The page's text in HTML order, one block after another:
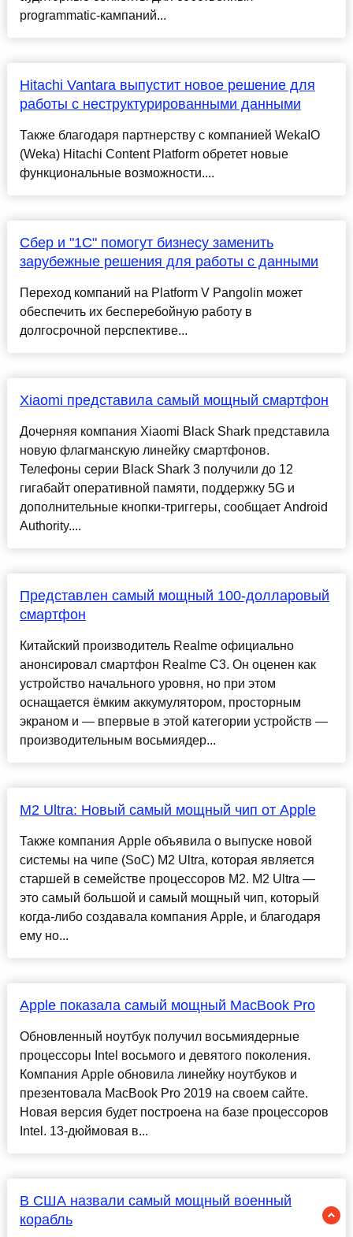
programmatic-кампаний...
Hitachi Vantara выпустит новое решение для
работы с неструктурированными данными
Также благодаря партнерству с компанией WekaIO
(Weka) Hitachi Content Platform обретет новые
функциональные возможности....
Сбер и "1С" помогут бизнесу заменить
зарубежные решения для работы с данными
Переход компаний на Platform V Pangolin может
обеспечить их бесперебойную работу в
долгосрочной перспективе...
Xiaomi представила самый мощный смартфон
Дочерняя компания Xiaomi Black Shark представила
новую флагманскую линейку смартфонов.
Телефоны серии Black Shark 3 получили до 12
гигабайт оперативной памяти, поддержку 5G и
дополнительные кнопки-триггеры, сообщает Android
Authority....
Представлен самый мощный 100-долларовый
смартфон
Китайский производитель Realme официально
анонсировал смартфон Realme C3. Он оценен как
устройство начального уровня, но при этом
оснащается ёмким аккумулятором, просторным
экраном и — впервые в этой категории устройств —
производительным восьмиядер...
M2 Ultra: Новый самый мощный чип от Apple
Также компания Apple объявила о выпуске новой
системы на чипе (SoC) M2 Ultra, которая является
старшей в семействе процессоров M2. M2 Ultra —
это самый большой и самый мощный чип, который
когда-либо создавала компания Apple, и благодаря
ему но...
Apple показала самый мощный MacBook Pro
Обновленный ноутбук получил восьмиядерные
процессоры Intel восьмого и девятого поколения.
Компания Apple обновила линейку ноутбуков и
презентовала MacBook Pro 2019 на своем сайте.
Новая версия будет построена на базе процессоров
Intel. 13-дюймовая в...
В США назвали самый мощный военный
корабль